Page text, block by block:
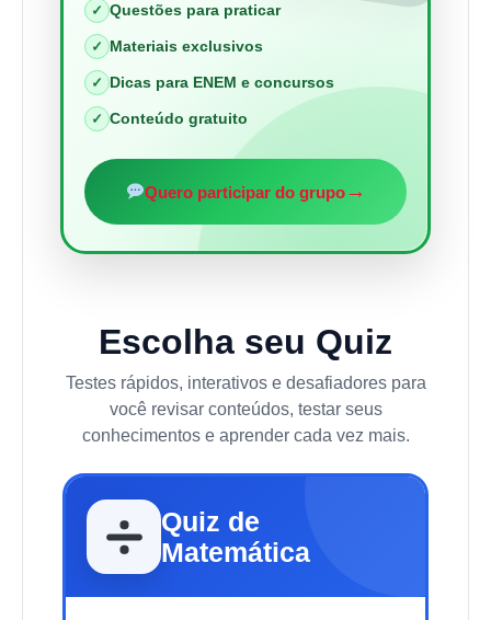
✓ Questões para praticar
✓ Materiais exclusivos
✓ Dicas para ENEM e concursos
✓ Conteúdo gratuito
Quero participar do grupo→
Escolha seu Quiz
Testes rápidos, interativos e desafiadores para
você revisar conteúdos, testar seus
conhecimentos e aprender cada vez mais.
Quiz de
Matemática